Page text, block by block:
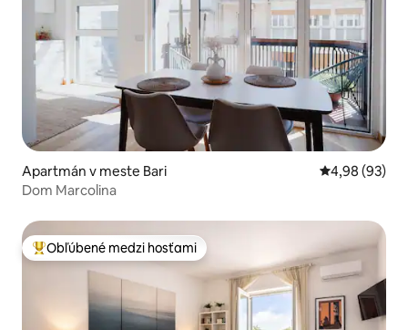
Apartmán v meste Bari Priemerné
4,98 (93)
Dom Marcolina
Najobľúbenejšie medzi hosťami
Obľúbené medzi hosťami